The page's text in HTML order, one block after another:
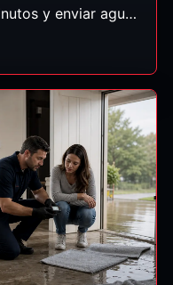
y enviar agua
cuánto daño